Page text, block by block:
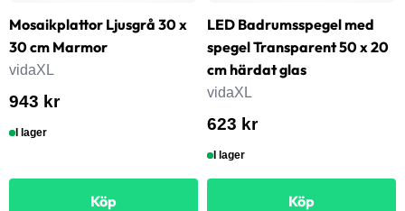
Mosaikplattor Ljusgrå 30 x
30 cm Marmor
vidaXL
943 kr
I lager
Köp
LED Badrumsspegel med
spegel Transparent 50 x 20
cm härdat glas
vidaXL
623 kr
I lager
Köp